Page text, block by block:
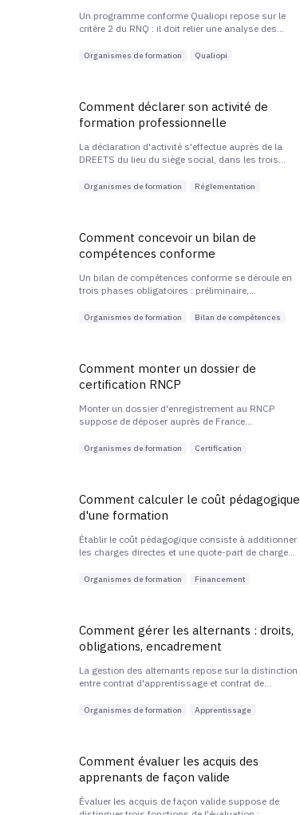
Un programme conforme Qualiopi repose sur le
critère 2 du RNQ : il doit relier une analyse des
mesurables, un contenu structuré en séquences et
Organismes de formation Qualiopi
Comment déclarer son activité de
formation professionnelle
La déclaration d'activité s'effectue auprès de la
DREETS du lieu du siège social, dans les trois
Elle ouvre droit au numéro de déclaration d'activité,
Organismes de formation Réglementation
Comment concevoir un bilan de
compétences conforme
Un bilan de compétences conforme se déroule en
trois phases obligatoires : préliminaire,
prestataire certifié Qualiopi sur la catégorie
Organismes de formation Bilan de compétences
Comment monter un dossier de
certification RNCP
Monter un dossier d'enregistrement au RNCP
suppose de déposer auprès de France
étude d'opportunité et de trois référentiels :
Organismes de formation Certification
Comment calculer le coût pédagogique
d'une formation
Établir le coût pédagogique consiste à additionner
les charges directes et une quote-part de charges
d'heures et d'apprenants pour obtenir un coût
Organismes de formation Financement
Comment gérer les alternants : droits,
obligations, encadrement
La gestion des alternants repose sur la distinction
entre contrat d'apprentissage et contrat de
maître d'apprentissage ou tuteur, et sur le respect
Organismes de formation Apprentissage
Comment évaluer les acquis des
apprenants de façon valide
Évaluer les acquis de façon valide suppose de